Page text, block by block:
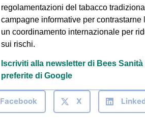
regolamentazioni del tabacco
campagne informative per contrastarne
un coordinamento internazionale per
sui rischi.
Iscriviti alla newsletter di Bees Sanità
preferite di Google
Facebook X